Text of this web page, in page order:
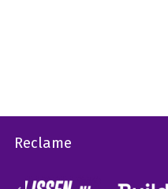
Reclame